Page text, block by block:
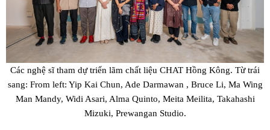
Các nghệ sĩ tham dự triển lãm chất liệu CHAT Hồng Kông. Từ trái
sang: From left: Yip Kai Chun, Ade Darmawan , Bruce Li, Ma Wing
Man Mandy, Widi Asari, Alma Quinto, Meita Meilita, Takahashi
Mizuki, Prewangan Studio.